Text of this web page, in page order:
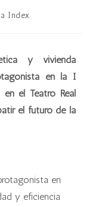
Index
y vivienda
en la I
en el Teatro Real
el futuro de la
en
y eficiencia